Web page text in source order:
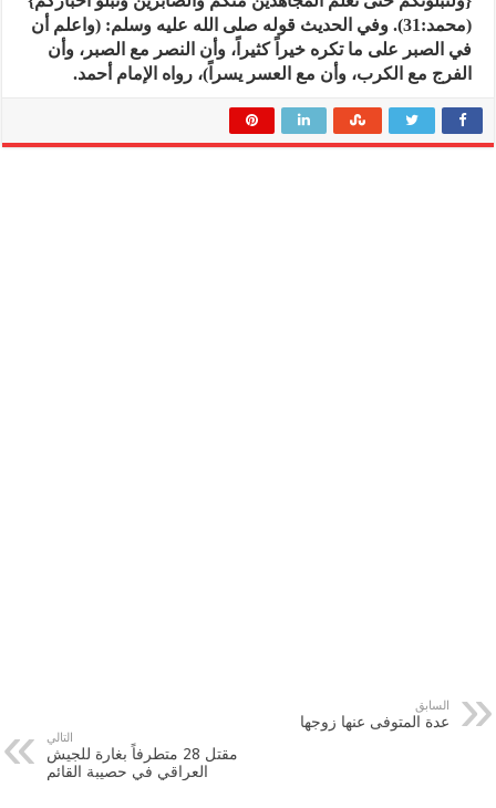
(محمد:31). وفي الحديث قوله صلى الله عليه وسلم: (واعلم أن
في الصبر على ما تكره خيراً كثيراً، وأن النصر مع الصبر، وأن
الفرج مع الكرب، وأن مع العسر يسراً)، رواه الإمام أحمد.
السابق
عدة المتوفى عنها زوجها
التالي
مقتل 28 متطرفاً بغارة للجيش
العراقي في حصيبة القائم